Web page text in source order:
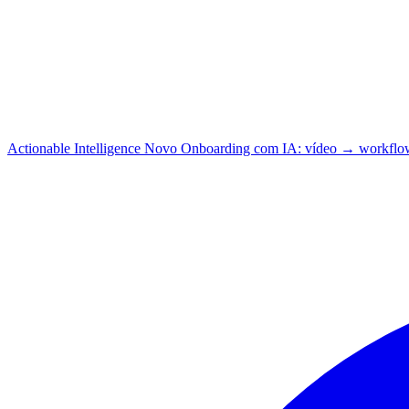
Actionable Intelligence Novo Onboarding com IA: vídeo →